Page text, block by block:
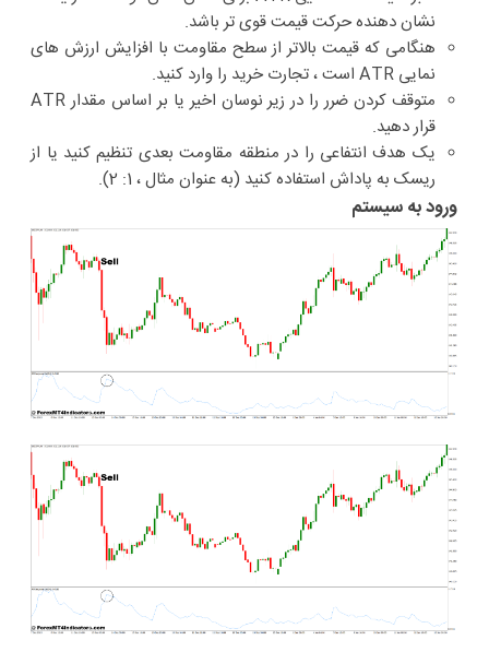
نشان دهنده حرکت قیمت قوی تر باشد.
هنگامی که قیمت بالاتر از سطح مقاومت با افزایش ارزش های
نمایی ATR است ، تجارت خرید را وارد کنید.
متوقف کردن ضرر را در زیر نوسان اخیر یا بر اساس مقدار ATR
قرار دهید.
یک هدف انتفاعی را در منطقه مقاومت بعدی تنظیم کنید یا از
ریسک به پاداش استفاده کنید (به عنوان مثال ، 1: 2).
ورود به سیستم